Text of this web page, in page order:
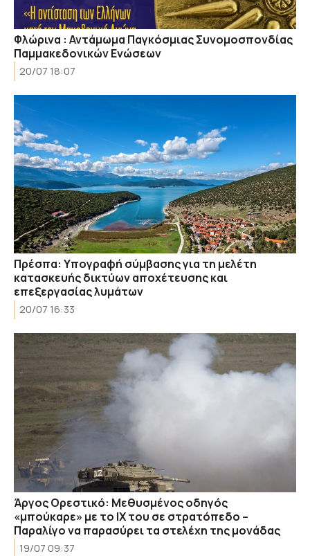
Φλώρινα : Αντάμωμα Παγκόσμιας Συνομοσπονδίας
Παμμακεδονικών Ενώσεων
20/07 18:07
Πρέσπα: Υπογραφή σύμβασης για τη μελέτη
κατασκευής δικτύων αποχέτευσης και
επεξεργασίας λυμάτων
20/07 16:33
Άργος Ορεστικό: Μεθυσμένος οδηγός
«μπούκαρε» με το ΙΧ του σε στρατόπεδο –
Παραλίγο να παρασύρει τα στελέχη της μονάδας
19/07 09:37